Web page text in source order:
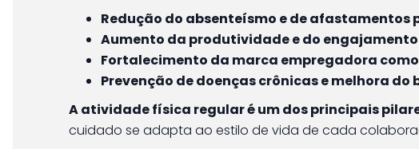
Redução do absenteísmo e de afastamentos
Aumento da produtividade e do
Fortalecimento da marca empregadora
Prevenção de doenças crônicas e melhora
A atividade física regular é um dos principais
cuidado se adapta ao estilo de vida de cada